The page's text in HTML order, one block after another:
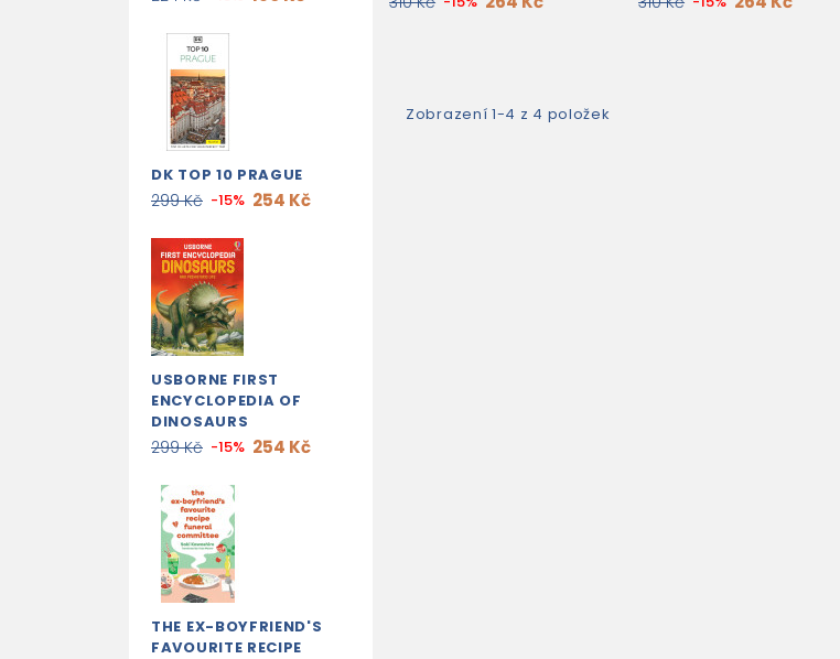
DK TOP 10 PRAGUE
299 Kč -15% 254 Kč
USBORNE FIRST
ENCYCLOPEDIA OF
DINOSAURS
299 Kč -15% 254 Kč
THE EX-BOYFRIEND'S
FAVOURITE RECIPE
Zobrazení 1-4 z 4 položek